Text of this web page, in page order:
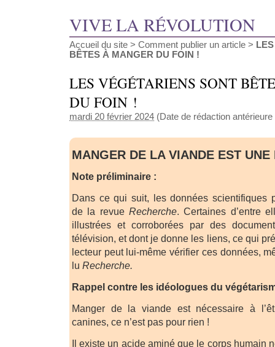
VIVE LA RÉVOLUTION
Accueil du site > Comment publier un article >
BÊTES À MANGER DU FOIN !
LES VÉGÉTARIENS SONT
DU FOIN !
mardi 20 février 2024 (Date de rédaction
MANGER DE LA VIANDE EST UNE
Note préliminaire :
Dans ce qui suit, les données scientifiques
de la revue Recherche. Certaines d’entre
illustrées et corroborées par des
télévision, et dont je donne les liens, ce qui
lecteur peut lui-même vérifier ces données,
lu Recherche.
Rappel contre les idéologues du
Manger de la viande est nécessaire à
canines, ce n’est pas pour rien !
Il existe un acide aminé que le corps humain